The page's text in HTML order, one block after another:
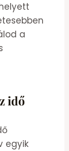
a
idő
egyik